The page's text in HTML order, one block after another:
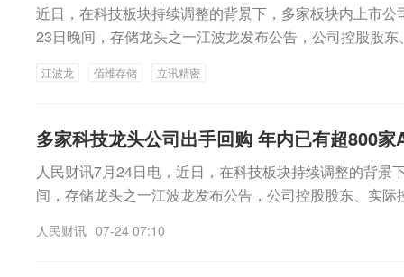
良率爬坡与成本控制。赵军认为，玻璃基封装不仅要完成
更要在量产过程中实现良率的稳步提升和成本的有效管控
模化应用的最终门槛。京东方的披露也印证了这一现实
性。从全球产业节奏看，玻璃基载板正在从技术验证向
入推进。中信证券预计，玻璃基载板有望于2027年起小
量，前期主要应用于CPU及部分ASIC场景，后续再向
高难度场景延伸。（证券时报）
段。京东方表示，其布局的逻辑在于复用多年积累的显示
大规模集成智能制造能力，将玻璃基封装载板作为“第N曲
多项目玻璃基板技术平台，围绕先进封装、面板级智能
非显示应用领域。从样品到量产尽管产业热度升温，但
商业化仍有较长路径。赵军认为，玻璃基封装要真正实
键工艺、供应链成熟度及商业化验证三道关口。首先是工
铜、多膜层结构应力管控以及玻璃基板深加工，是当前需
前相关工艺路线仍在持续优化，需要找到最优的技术方案
降至第七大重仓股，持仓比例也仅为3.65%，而更多的仓
电子材料、光电隔膜等领域。显而易见的是，消费基金经
技特色”，降低传统窄义消费股票的配置。这在招商消费
则是宽松口径的“科技消费”，包括科达制造、赛轮轮胎、
只消费基金的十大重仓股已全部更换为科技特色，这一
义。窄义持仓易致产品合同终止若无口径宽松的安排，
欲穿的环境下，重仓窄义消费的消费基金面临的赎回压力
近日，在科技板块持续调整的背景下，多家板块内上市
23日晚间，存储龙头之一江波龙发布公告，公司控股股
适宜时机用于股权激励或员工持股计划，公司本次拟回
纷纷出手回购，形成板块联动效应。7月22日，另一存储
议，拟使用公司自有资金或自筹资金回购2亿元至2.5亿元
全部用于注销并减少注册资本。同日，消费电子龙头立讯
公司已通过集中竞价方式累计回购股份1766.54万股，占
成交金额约10亿元，成为近期A股科技板块回购力度最大
江波龙 佰维存储 立讯精密
多家科技龙头公司出手回购 年内已有超800
人民财讯7月24日电，近日，在科技板块持续调整的背
间，存储龙头之一江波龙发布公告，公司控股股东、实
8亿元。江波龙大手笔回购并非个例，近期消费电子、半
人民财讯 07-24 07:10